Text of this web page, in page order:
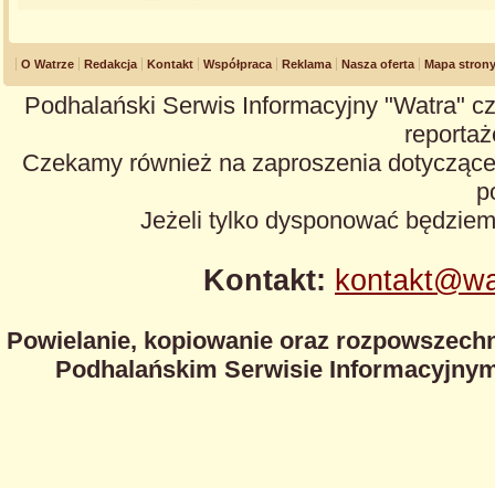
O Watrze Redakcja Kontakt Współpraca Reklama Nasza oferta Mapa strony
Podhalański Serwis Informacyjny "Watra"
Czekamy również na zaproszenia
Jeżeli tylko dysponować
Kontakt:
Powielanie, kopiowanie oraz
Podhalańskim Serwisie